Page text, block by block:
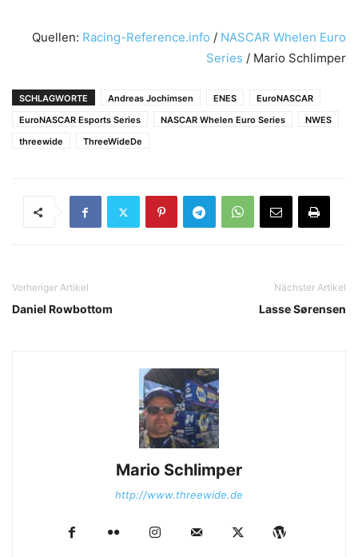
Quellen: Racing-Reference.info / NASCAR Whelen Euro
Series / Mario Schlimper
SCHLAGWORTE Andreas Jochimsen ENES
EuroNASCAR
EuroNASCAR Esports Series
NASCAR Whelen Euro Series
NWES
threewide
ThreeWideDe
Vorheriger Artikel
Daniel Rowbottom
Nächster Artikel
Lasse Sørensen
Mario Schlimper
http://www.threewide.de